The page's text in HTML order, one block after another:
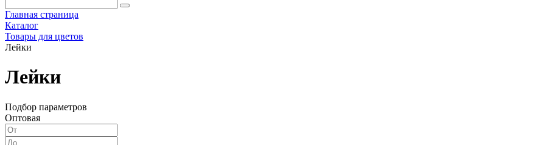
Главная страница
Каталог
Товары для цветов
Лейки
Лейки
Подбор параметров
Оптовая